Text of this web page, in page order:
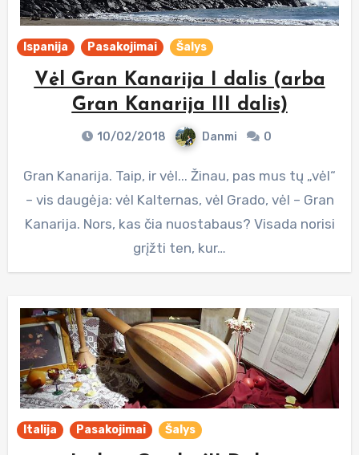
Ispanija Pasakojimai Šalys
Vėl Gran Kanarija I dalis (arba
Gran Kanarija III dalis)
10/02/2018 Danmi 0
Gran Kanarija. Taip, ir vėl... Žinau, pas mus tų „vėl“
– vis daugėja: vėl Kalternas, vėl Grado, vėl – Gran
Kanarija. Nors, kas čia nuostabaus? Visada norisi
grįžti ten, kur…
Italija Pasakojimai Šalys